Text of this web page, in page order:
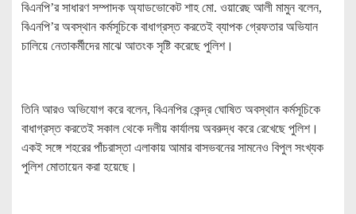
বিএনপি’র সাধারণ সম্পাদক অ্যাডভোকেট শাহ মো. ওয়ারেছ আলী মামুন বলেন,
বিএনপি’র অবস্থান কর্মসূচিকে বাধাগ্রস্ত করতেই ব্যাপক গ্রেফতার অভিযান
চালিয়ে নেতাকর্মীদের মাঝে আতংক সৃষ্টি করেছে পুলিশ।
তিনি আরও অভিযোগ করে বলেন, বিএনপির কেন্দ্র ঘোষিত অবস্থান কর্মসূচিকে
বাধাগ্রস্ত করতেই সকাল থেকে দলীয় কার্যালয় অবরুদ্ধ করে রেখেছে পুলিশ।
একই সঙ্গে শহরের পাঁচরাস্তা এলাকায় আমার বাসভবনের সামনেও বিপুল সংখ্যক
পুলিশ মোতায়েন করা হয়েছে।